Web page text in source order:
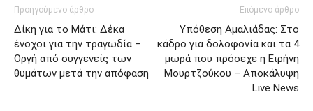
Προηγούμενο άρθρο
Δίκη για το Μάτι: Δέκα
ένοχοι για την τραγωδία –
Οργή από συγγενείς των
θυμάτων μετά την απόφαση
Επόμενο άρθρο
Υπόθεση Αμαλιάδας: Στο
κάδρο για δολοφονία και τα 4
μωρά που πρόσεχε η Ειρήνη
Μουρτζούκου – Αποκάλυψη
Live News